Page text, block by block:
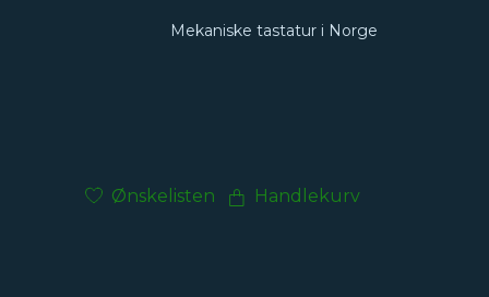
Mekaniske tastatur i Norge
Ønskelisten Handlekurv